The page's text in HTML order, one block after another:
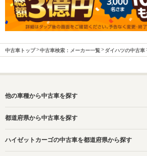
中古車トップ 中古車検索：メーカー一覧 ダイハツの中古車
他の車種から中古車を探す
都道府県から中古車を探す
ハイゼットカーゴの中古車を都道府県から探す